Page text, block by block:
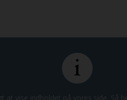
at vise indholdet på vores side. Så